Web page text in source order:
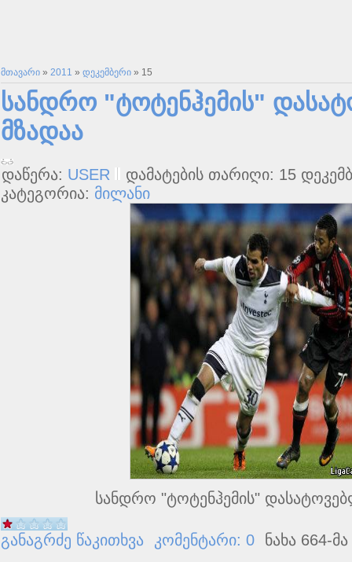
მთავარი » 2011 » დეკემბერი » 15
სანდრო "ტოტენჰემის"
მზადაა
დაწერა: USER
დამატების თარიღი: 15
კატეგორია: მილანი
სანდრო "ტოტენჰემის"
განაგრძე წაკითხვა კომენტარი: 0 ნახა 664-